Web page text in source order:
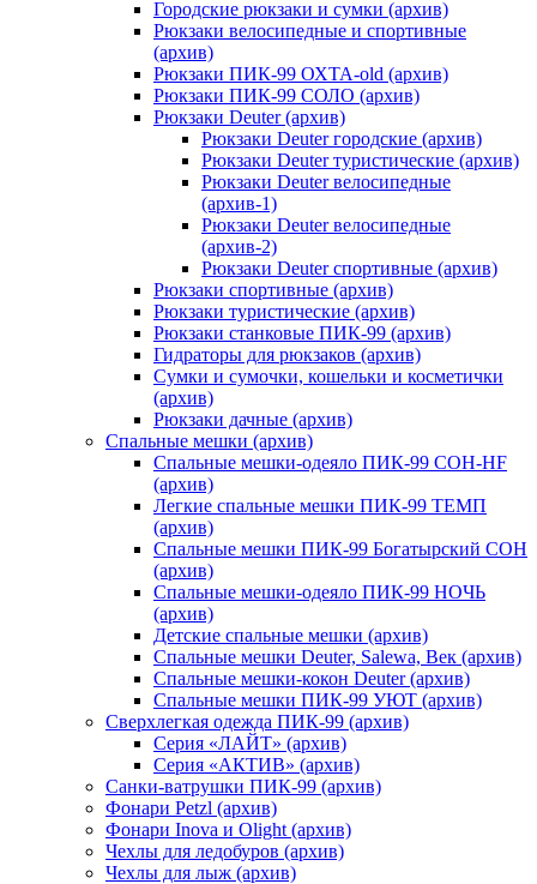
Городские рюкзаки и сумки (архив)
Рюкзаки велосипедные и спортивные
(архив)
Рюкзаки ПИК-99 ОХТА-old (архив)
Рюкзаки ПИК-99 СОЛО (архив)
Рюкзаки Deuter (архив)
Рюкзаки Deuter городские (архив)
Рюкзаки Deuter туристические (архив)
Рюкзаки Deuter велосипедные
(архив-1)
Рюкзаки Deuter велосипедные
(архив-2)
Рюкзаки Deuter спортивные (архив)
Рюкзаки спортивные (архив)
Рюкзаки туристические (архив)
Рюкзаки станковые ПИК-99 (архив)
Гидраторы для рюкзаков (архив)
Сумки и сумочки, кошельки и косметички
(архив)
Рюкзаки дачные (архив)
Спальные мешки (архив)
Спальные мешки-одеяло ПИК-99 СОН-HF
(архив)
Легкие спальные мешки ПИК-99 ТЕМП
(архив)
Спальные мешки ПИК-99 Богатырский СОН
(архив)
Спальные мешки-одеяло ПИК-99 НОЧЬ
(архив)
Детские спальные мешки (архив)
Спальные мешки Deuter, Salewa, Век (архив)
Спальные мешки-кокон Deuter (архив)
Спальные мешки ПИК-99 УЮТ (архив)
Сверхлегкая одежда ПИК-99 (архив)
Серия «ЛАЙТ» (архив)
Серия «АКТИВ» (архив)
Санки-ватрушки ПИК-99 (архив)
Фонари Petzl (архив)
Фонари Inova и Olight (архив)
Чехлы для ледобуров (архив)
Чехлы для лыж (архив)